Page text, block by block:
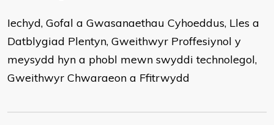
Iechyd, Gofal a Gwasanaethau Cyhoeddus, Lles a
Datblygiad Plentyn, Gweithwyr Proffesiynol y
meysydd hyn a phobl mewn swyddi technolegol,
Gweithwyr Chwaraeon a Ffitrwydd